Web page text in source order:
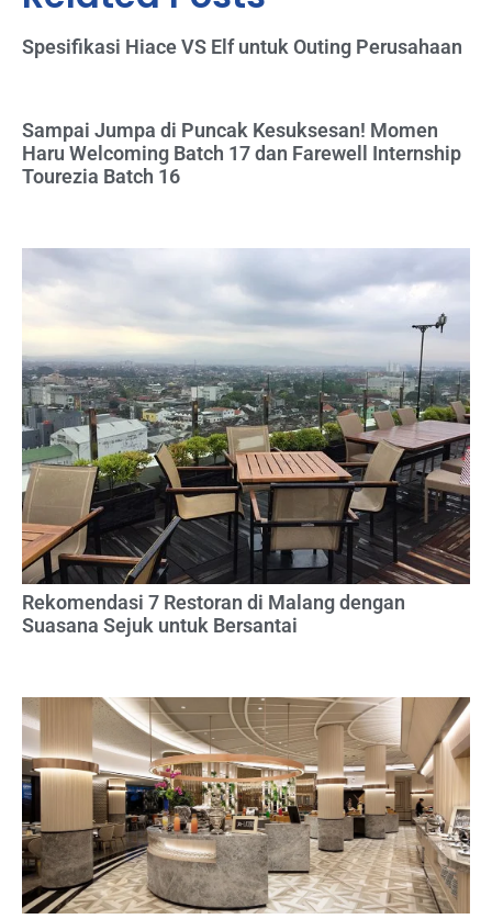
Spesifikasi Hiace VS Elf untuk Outing Perusahaan
Sampai Jumpa di Puncak Kesuksesan! Momen
Haru Welcoming Batch 17 dan Farewell Internship
Tourezia Batch 16
Rekomendasi 7 Restoran di Malang dengan
Suasana Sejuk untuk Bersantai